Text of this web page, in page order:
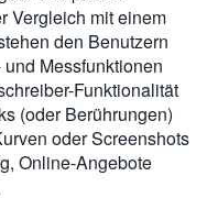
Vergleich mit einem
den Benutzern
Messfunktionen
Funktionalität
(oder Berührungen)
oder Screenshots
Online-Angebote